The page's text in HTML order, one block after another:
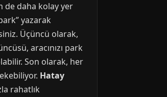
de daha kolay yer
yazarak
Üçüncü olarak,
aracınızı park
Son olarak, her
Hatay
rahatlık